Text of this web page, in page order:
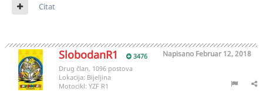
Citat
SlobodanR1 3476 Napisano Februar 12, 2018
Drug član, 1096 postova
Lokacija: Bijeljina
Motocikl: YZF R1